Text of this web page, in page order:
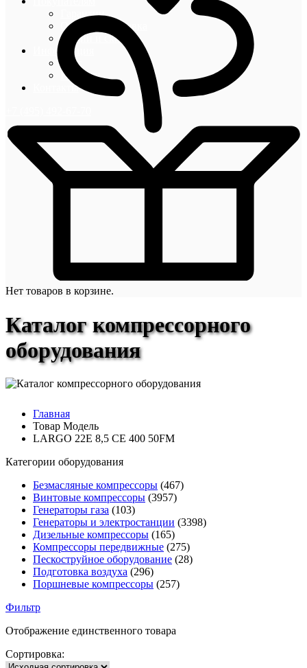
Гарантии
Оплата и доставка
Акции и скидки
Информация
Блог
Новости
Контакты
Нет товаров в корзине.
Каталог компрессорного
оборудования
Главная
Товар Модель
LARGO 22E 8,5 CE 400 50FM
Категории оборудования
Безмасляные компрессоры (467)
Винтовые компрессоры (3957)
Генераторы газа (103)
Генераторы и электростанции (3398)
Дизельные компрессоры (165)
Компрессоры передвижные (275)
Пескоструйное оборудование (28)
Подготовка воздуха (296)
Поршневые компрессоры (257)
Фильтр
Отображение единственного товара
Сортировка: